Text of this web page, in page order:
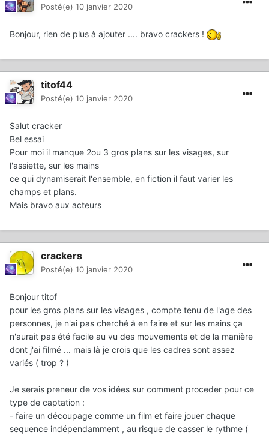
Posté(e) 10 janvier 2020
Bonjour, rien de plus à ajouter .... bravo crackers !
titof44
Posté(e) 10 janvier 2020
Salut cracker
Bel essai
Pour moi il manque 2ou 3 gros plans sur les visages, sur
l'assiette, sur les mains
ce qui dynamiserait l'ensemble, en fiction il faut varier les
champs et plans.
Mais bravo aux acteurs
crackers
Posté(e) 10 janvier 2020
Bonjour titof
pour les gros plans sur les visages , compte tenu de l'age des
personnes, je n'ai pas cherché à en faire et sur les mains ça
n'aurait pas été facile au vu des mouvements et de la manière
dont j'ai filmé ... mais là je crois que les cadres sont assez
variés ( trop ? )
Je serais preneur de vos idées sur comment proceder pour ce
type de captation :
- faire un découpage comme un film et faire jouer chaque
sequence indépendamment , au risque de casser le rythme (